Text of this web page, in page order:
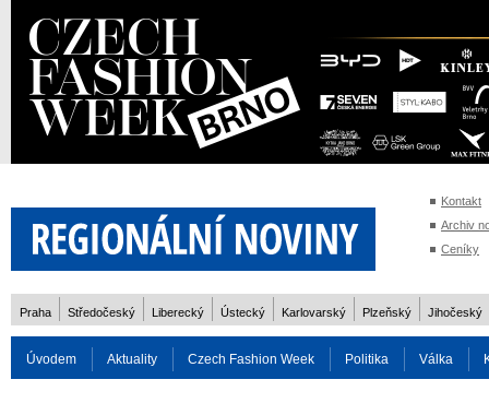
Kontakt
Archiv
Ceníky
Praha Středočeský Liberecký Ústecký Karlovarský Plzeňský Jihočeský
Úvodem Aktuality Czech Fashion Week Politika Válka